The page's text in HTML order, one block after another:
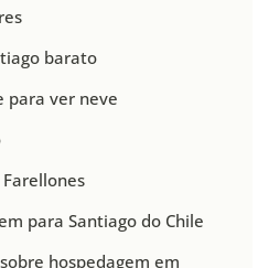
barato
para ver neve
Farellones
para Santiago do Chile
hospedagem em